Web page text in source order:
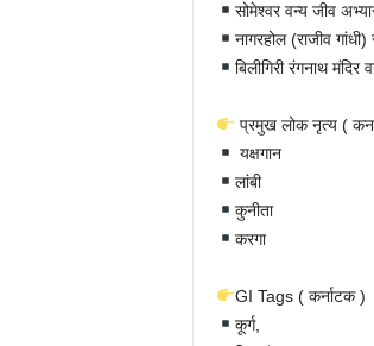
सोमेश्वर वन्य जीव
नागरहोल (राजीव गांधी)
बिलीगिरी रंगनाथ मंदिर
प्रमुख लोक नृत्य (
यक्षगान
लांबी
कुनीता
करगा
GI Tags ( कर्नाटक )
कूर्ग,